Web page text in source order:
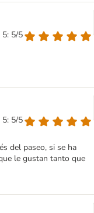
5: 5/5
5: 5/5
del paseo, si se ha
le gustan tanto que